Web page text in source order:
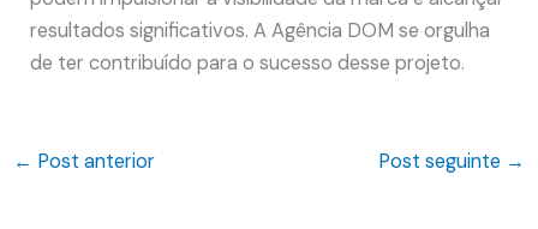
resultados significativos. A Agência DOM se orgulha
de ter contribuído para o sucesso desse projeto.
← Post anterior Post seguinte →